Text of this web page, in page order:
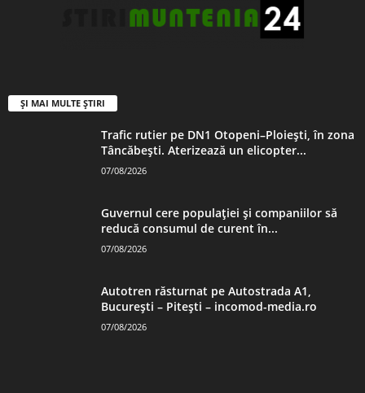
ȘI MAI MULTE ȘTIRI
Trafic rutier pe DN1 Otopeni–Ploiești, în zona
Tâncăbești. Aterizează un elicopter...
07/08/2026
Guvernul cere populației și companiilor să
reducă consumul de curent în...
07/08/2026
Autotren răsturnat pe Autostrada A1,
București – Pitești – incomod-media.ro
07/08/2026